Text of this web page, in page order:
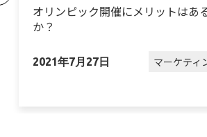
オリンピック開催にメリットはあ
か？
2021年7月27日 マーケティ